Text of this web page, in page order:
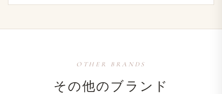
OTHER BRANDS
その​他の​ブランド